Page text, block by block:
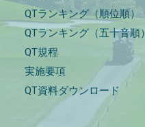
QTランキング（順位順）
QTランキング（五十音順）
QT規程
実施要項
QT資料ダウンロード